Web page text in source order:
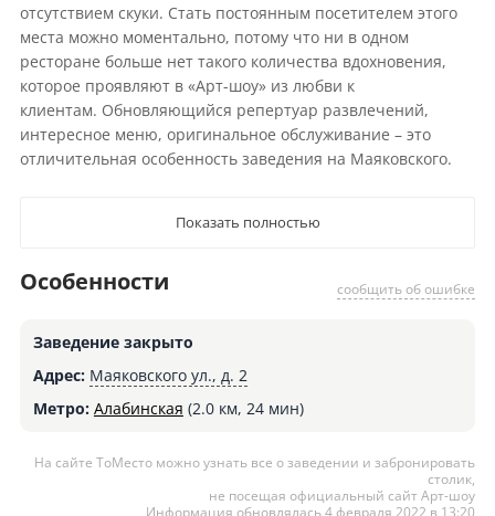
отсутствием скуки. Стать постоянным посетителем этого
места можно моментально, потому что ни в одном
ресторане больше нет такого количества вдохновения,
которое проявляют в «Арт-шоу» из любви к
клиентам. Обновляющийся репертуар развлечений,
интересное меню, оригинальное обслуживание – это
отличительная особенность заведения на Маяковского.
Показать полностью
сообщить об ошибке
Особенности
Заведение закрыто
Адрес: Маяковского ул., д. 2
Метро: Алабинская (2.0 км, 24 мин)
На сайте ТоМесто можно узнать все о заведении и забронировать
столик,
не посещая официальный сайт Арт-шоу
Информация обновлялась 4 февраля 2022 в 13:20